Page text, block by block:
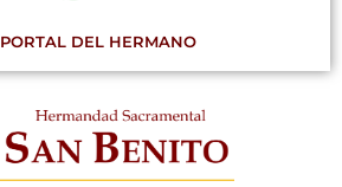
PORTAL DEL HERMANO